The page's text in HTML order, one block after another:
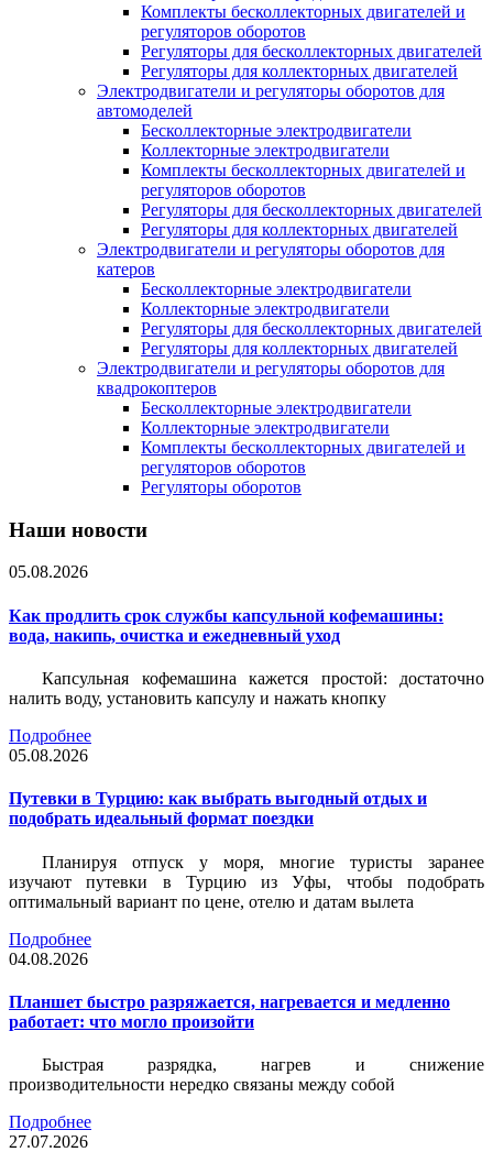
Комплекты бесколлекторных двигателей и
регуляторов оборотов
Регуляторы для бесколлекторных двигателей
Регуляторы для коллекторных двигателей
Электродвигатели и регуляторы оборотов для
автомоделей
Бесколлекторные электродвигатели
Коллекторные электродвигатели
Комплекты бесколлекторных двигателей и
регуляторов оборотов
Регуляторы для бесколлекторных двигателей
Регуляторы для коллекторных двигателей
Электродвигатели и регуляторы оборотов для
катеров
Бесколлекторные электродвигатели
Коллекторные электродвигатели
Регуляторы для бесколлекторных двигателей
Регуляторы для коллекторных двигателей
Электродвигатели и регуляторы оборотов для
квадрокоптеров
Бесколлекторные электродвигатели
Коллекторные электродвигатели
Комплекты бесколлекторных двигателей и
регуляторов оборотов
Регуляторы оборотов
Наши новости
05.08.2026
Как продлить срок службы капсульной кофемашины:
вода, накипь, очистка и ежедневный уход
Капсульная кофемашина кажется простой: достаточно
налить воду, установить капсулу и нажать кнопку
Подробнее
05.08.2026
Путевки в Турцию: как выбрать выгодный отдых и
подобрать идеальный формат поездки
Планируя отпуск у моря, многие туристы заранее
изучают путевки в Турцию из Уфы, чтобы подобрать
оптимальный вариант по цене, отелю и датам вылета
Подробнее
04.08.2026
Планшет быстро разряжается, нагревается и медленно
работает: что могло произойти
Быстрая разрядка, нагрев и снижение
производительности нередко связаны между собой
Подробнее
27.07.2026